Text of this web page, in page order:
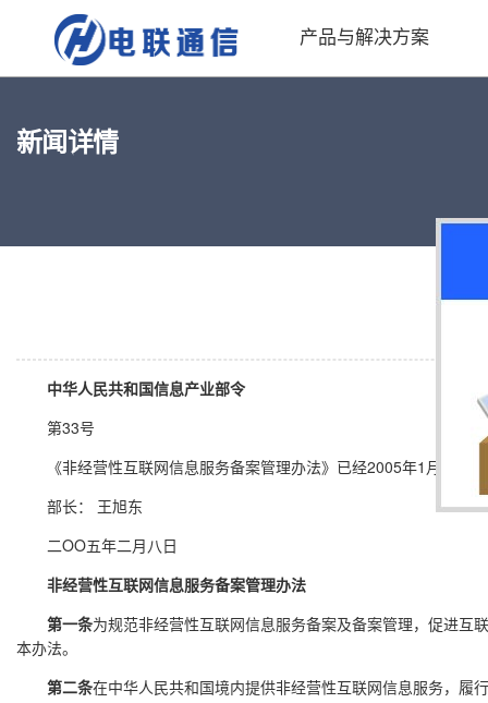
产品与解决方案
新闻详情
《
中华人民共和国信息产业部令
第33号
《非经营性互联网信息服务备案管理办法》已经2005年1月28日
部长： 王旭东
二OO五年二月八日
非经营性互联网信息服务备案管理办法
第一条为规范非经营性互联网信息服务备案及备案管理，促进互
本办法。
第二条在中华人民共和国境内提供非经营性互联网信息服务，履